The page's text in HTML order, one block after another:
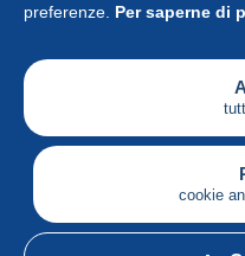
preferenze. Per saperne di
cookie
Funzione
Società
Servizi
Sta scrivendo